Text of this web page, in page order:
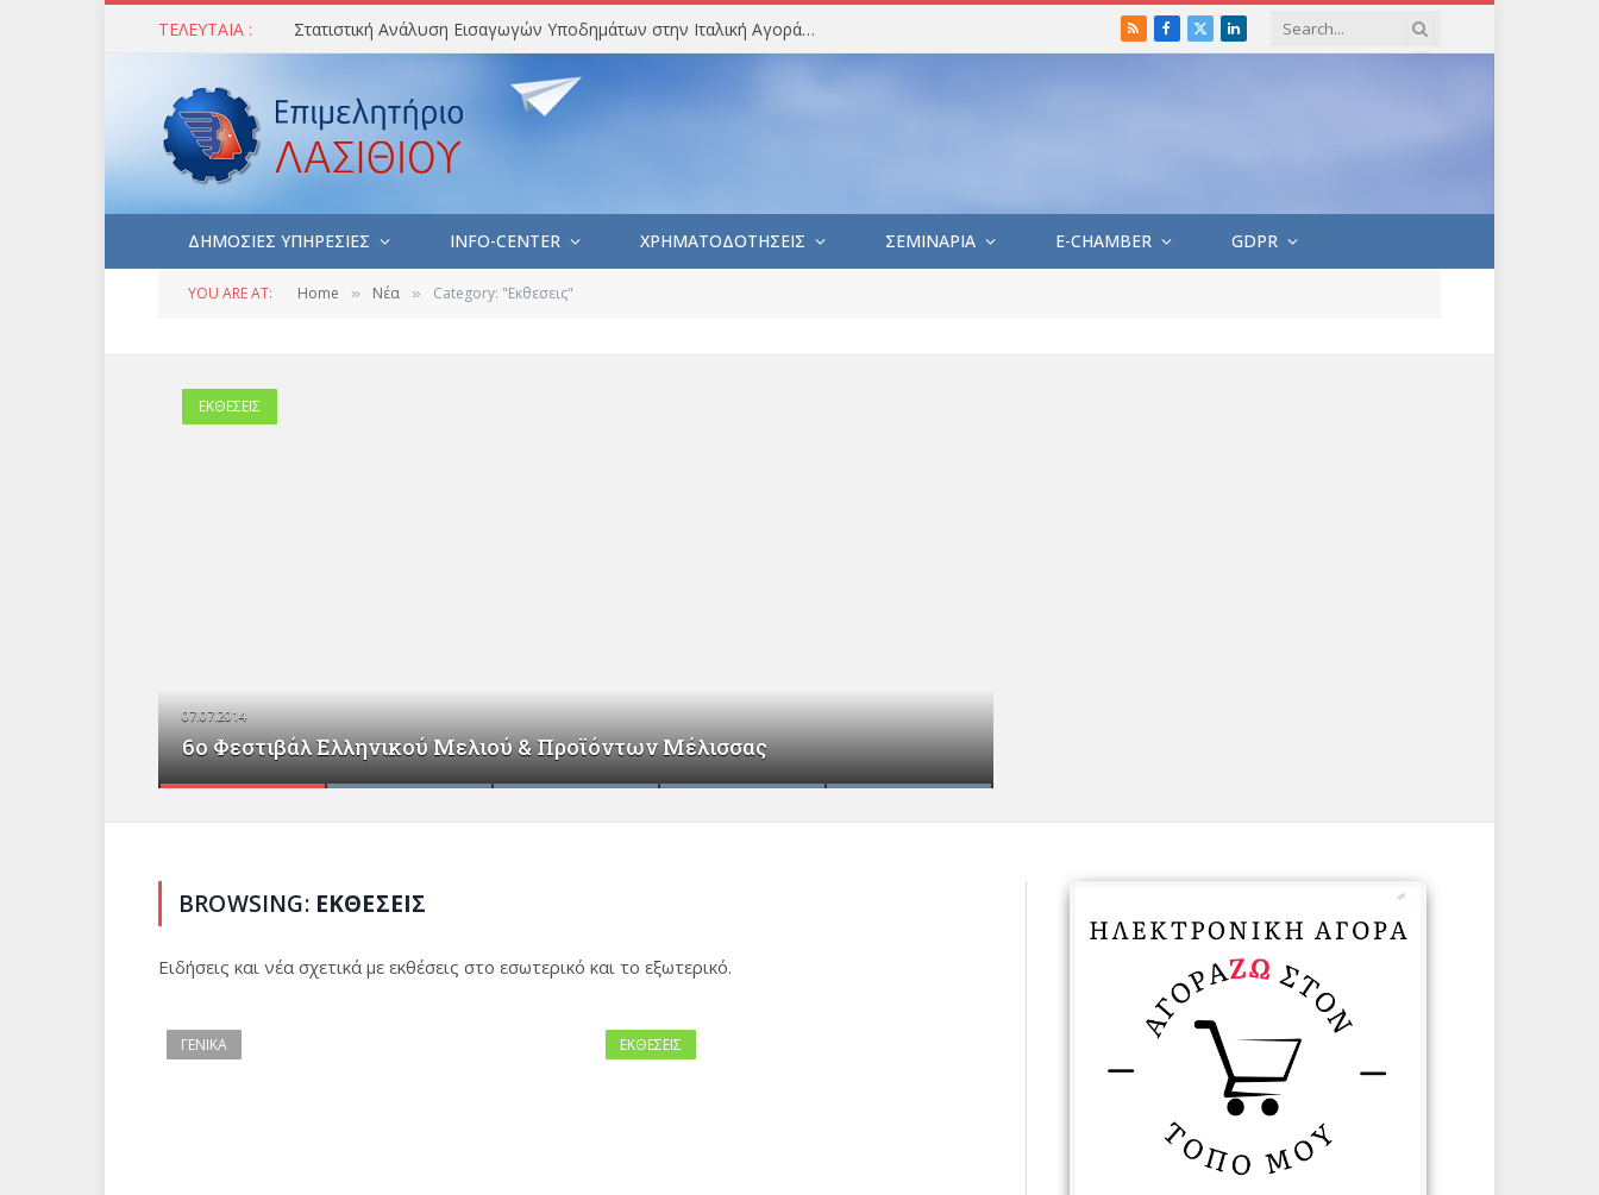
ΤΕΛΕΥΤΑΙΑ : Στατιστική Ανάλυση Εισαγωγών Υποδημάτων στην Ιταλική Αγορά (Ιούλιος 2026) RSSFacebook
X
LinkedIn
ΔΗΜΟΣΙΕΣ ΥΠΗΡΕΣΙΕΣ INFO-CENTER ΧΡΗΜΑΤΟΔΟΤΗΣΕΙΣ ΣΕΜΙΝΑΡΙΑ E-CHAMBER GDPR
YOU ARE AT: Home » Νέα » Category: "Εκθεσεις"
ΕΚΘΕΣΕΙΣ
07.07.2014
6ο Φεστιβάλ Ελληνικού Μελιού & Προϊόντων Μέλισσας
BROWSING: ΕΚΘΕΣΕΙΣ
Ειδήσεις και νέα σχετικά με εκθέσεις στο εσωτερικό και το εξωτερικό.
ΓΕΝΙΚΑ ΕΚΘΕΣΕΙΣ